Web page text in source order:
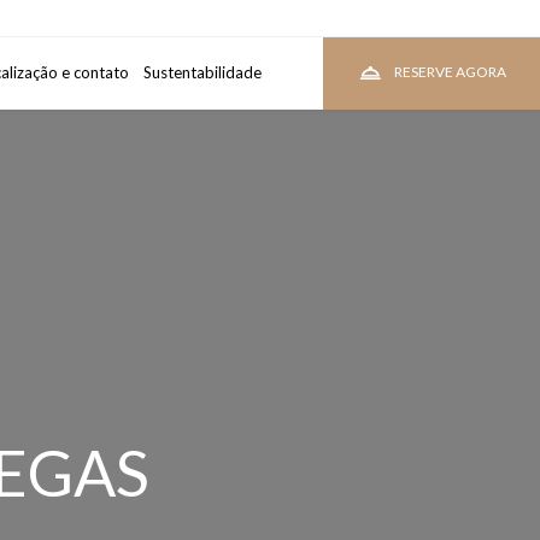
e contato Sustentabilidade RESERVE AGORA
VEJA PREÇOS